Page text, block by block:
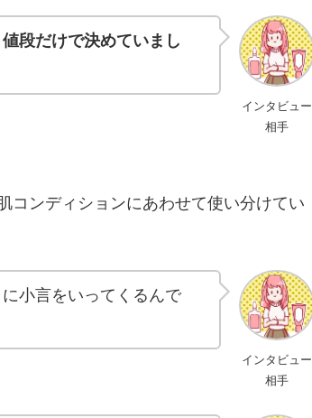
インタビュー
相手
値段だけで決めていまし
コンディションにあわせて使い分けてい
インタビュー
相手
小言をいってくるんで